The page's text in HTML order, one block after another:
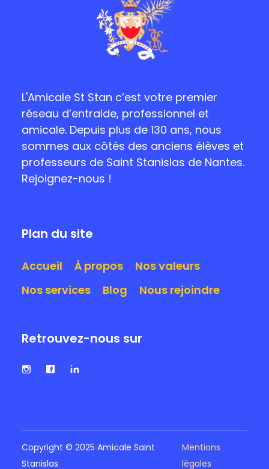
L'Amicale St Stan c’est votre premier
réseau d’entraide, professionnel et
amicale. Depuis plus de 130 ans, nous
sommes aux côtés des anciens élèves et
professeurs de Saint Stanislas de Nantes.
Rejoignez-nous !
Plan du site
Accueil À propos
Nos valeurs
Nos services
Blog Nous rejoindre
Retrouvez-nous sur
Copyright © 2025 Amicale Saint
Stanislas
Mentions
légales